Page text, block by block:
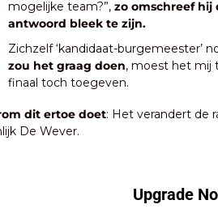
mogelijke team?”, zo omschreef hij
antwoord bleek te zijn.
Zichzelf ‘kandidaat-burgemeester’
zou het graag doen, moest het mij
finaal toch toegeven.
dit ertoe doet: Het verandert de
De Wever.
Upgrade